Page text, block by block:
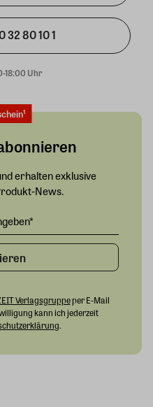
32 80 10 1
18:00 Uhr
erhalten exklusive
News.
Verlagsgruppeper E-Mail
kann ich jederzeit
.